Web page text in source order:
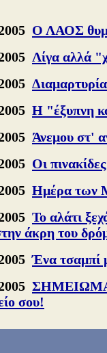
Ο ΛΑΟΣ
Λίγα αλλά
Η "έξυπνη
Άνεμου στ'
Οι
Ημέρα των
Το αλάτι
άκρη του
Ένα τσαμπί
ΣΗΜΕΙΩΜΑ
σου!